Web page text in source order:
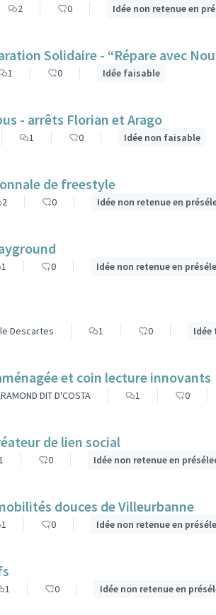
2 0 Idée non retenue en
Solidaire - “Répare avec
1 0 Idée faisable
- arrêts Florian et Arago
1 0 Idée non faisable
de freestyle
2 0 Idée non retenue en
1 0 Idée non retenue en
Descartes 1 0 Idée
et coin lecture innovants
DIT D'COSTA 1 0
de lien social
0 Idée non retenue en
douces de Villeurbanne
1 0 Idée non retenue en
1 0 Idée non retenue en